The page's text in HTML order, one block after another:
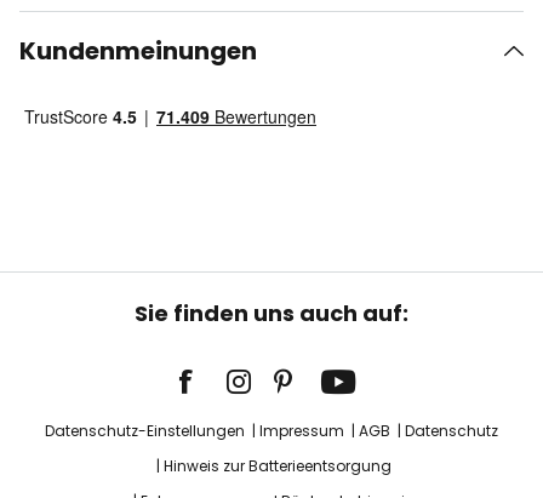
Kundenmeinungen
Sie finden uns auch auf:
Datenschutz-Einstellungen Impressum AGB
Datenschutz
Hinweis zur Batterieentsorgung